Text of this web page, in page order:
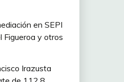
en SEPI
Figueroa y otros
Irazusta